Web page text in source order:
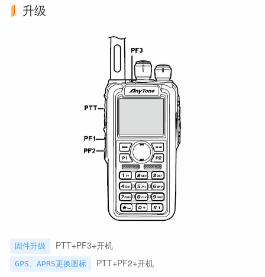
升级
固件升级 PTT+PF3+开机
GPS、APRS更换图标 PTT+PF2+开机